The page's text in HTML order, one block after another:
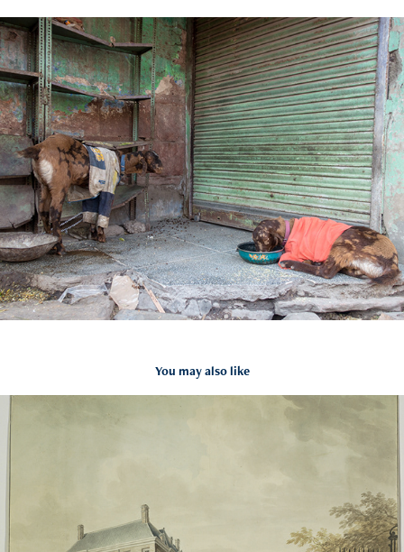
You may also like
Kasteel Amerongen